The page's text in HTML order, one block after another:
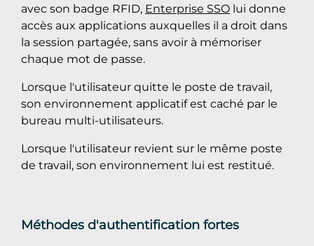
avec son badge RFID, Enterprise SSO lui donne
accès aux applications auxquelles il a droit dans
la session partagée, sans avoir à mémoriser
chaque mot de passe.
Lorsque l'utilisateur quitte le poste de travail,
son environnement applicatif est caché par le
bureau multi-utilisateurs.
Lorsque l'utilisateur revient sur le même poste
de travail, son environnement lui est restitué.
Méthodes d'authentification fortes